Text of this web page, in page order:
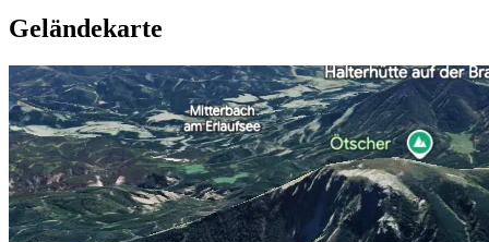
Geländekarte